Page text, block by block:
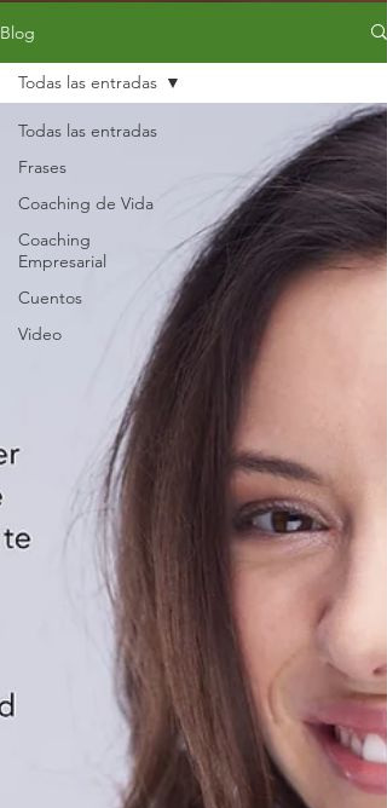
Blog
Todas las entradas
Frases
Coaching de Vida
Coaching
Empresarial
Cuentos
Video
Todas las entradas